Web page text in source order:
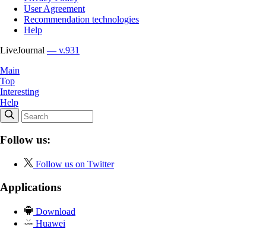
User Agreement
Recommendation technologies
Help
LiveJournal — v.931
Main
Top
Interesting
Help
Follow us:
Follow us on Twitter
Applications
Download
Huawei